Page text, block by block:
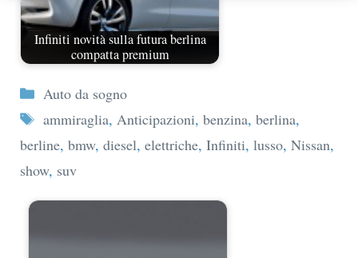
Infiniti novità sulla futura berlina
compatta premium
Categorie
Auto da sogno
Tag
ammiraglia, Anticipazioni, benzina, berlina,
berline, bmw, diesel, elettriche, Infiniti, lusso, Nissan,
show, suv